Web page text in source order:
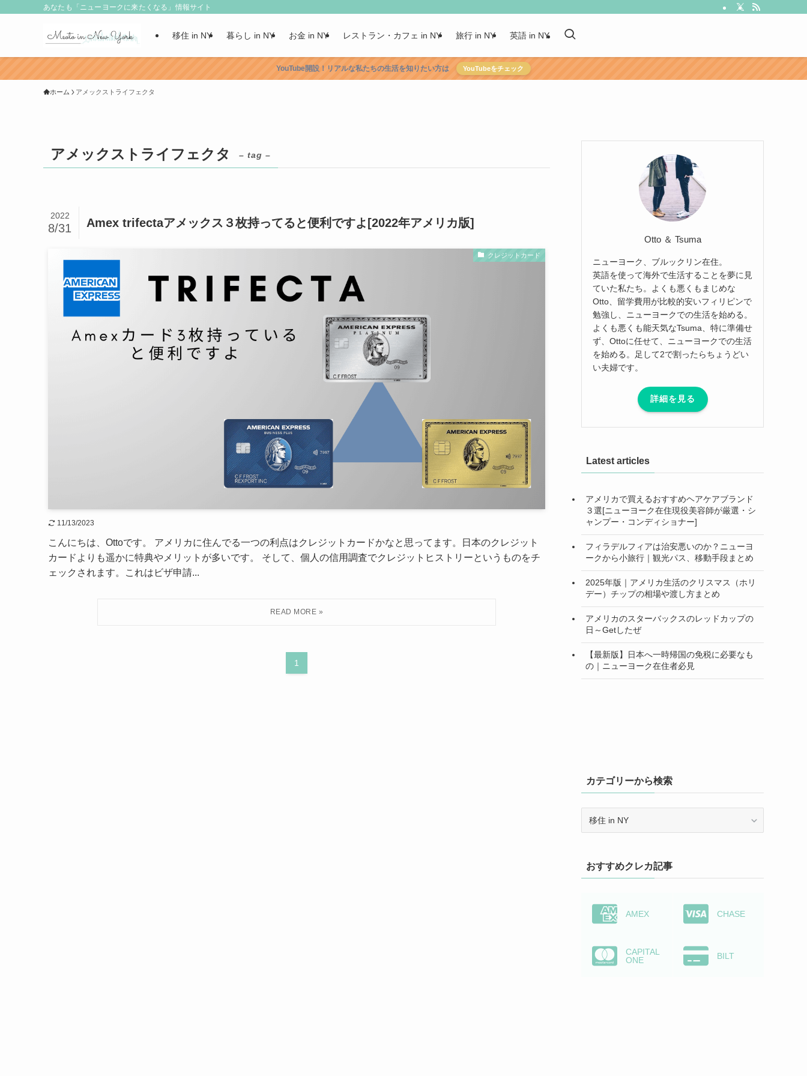
あなたも「ニューヨークに来たくなる」情報サイト
移住 in NY 暮らし in NY お金 in NY レストラン・カフェ in NY 旅行 in NY 英語 in NY
YouTube開設！リアルな私たちの生活を知りたい方は YouTubeをチェック
ホーム アメックストライフェクタ
アメックストライフェクタ – tag –
Amex trifectaアメックス３枚持ってると便利ですよ[2022年アメリカ版]
2022
8/31
クレジットカード
11/13/2023
こんにちは、Ottoです。 アメリカに住んでる一つの利点はクレジットカードかなと思ってます。日本のクレジット
カードよりも遥かに特典やメリットが多いです。 そして、個人の信用調査でクレジットヒストリーというものをチ
ェックされます。これはビザ申請...
1
Otto ＆ Tsuma
ニューヨーク、ブルックリン在住。
英語を使って海外で生活することを夢に見
ていた私たち。よくも悪くもまじめな
Otto、留学費用が比較的安いフィリピンで
勉強し、ニューヨークでの生活を始める。
よくも悪くも能天気なTsuma、特に準備せ
ず、Ottoに任せて、ニューヨークでの生活
を始める。足して2で割ったらちょうどい
い夫婦です。
詳細を見る
Latest articles
アメリカで買えるおすすめヘアケアブランド
３選[ニューヨーク在住現役美容師が厳選・シ
ャンプー・コンディショナー]
フィラデルフィアは治安悪いのか？ニューヨ
ークから小旅行｜観光パス、移動手段まとめ
2025年版｜アメリカ生活のクリスマス（ホリ
デー）チップの相場や渡し方まとめ
アメリカのスターバックスのレッドカップの
日～Getしたぜ
【最新版】日本へ一時帰国の免税に必要なも
の｜ニューヨーク在住者必見
カテゴリーから検索
ー
か
おすすめクレカ記事
AMEX CHASE
CAPITAL
ONE
BILT